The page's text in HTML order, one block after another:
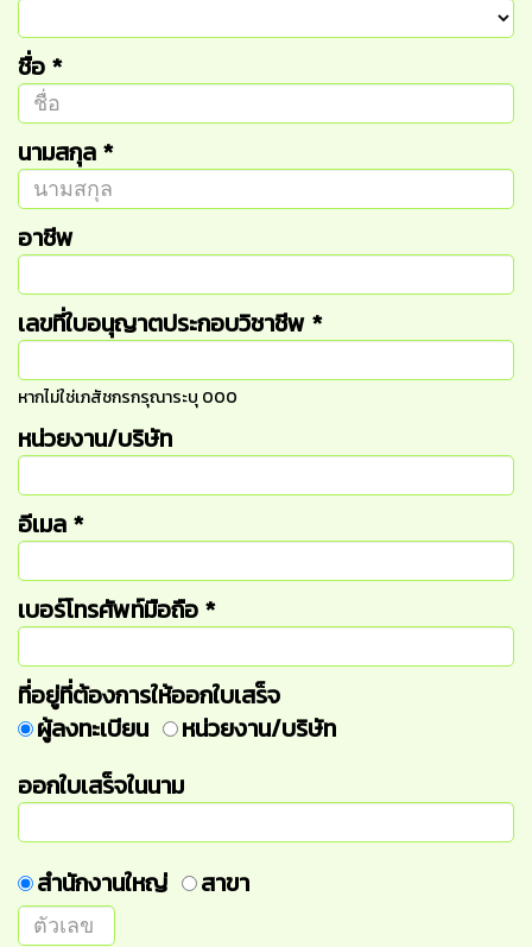
ชื่อ *
นามสกุล *
อาชีพ
เลขที่ใบอนุญาตประกอบวิชาชีพ *
หากไม่ใช่เภสัชกรกรุณาระบุ 000
หน่วยงาน/บริษัท
อีเมล *
เบอร์โทรศัพท์มือถือ *
ที่อยู่ที่ต้องการให้ออกใบเสร็จ
ผู้ลงทะเบียน
หน่วยงาน/บริษัท
ออกใบเสร็จในนาม
สำนักงานใหญ่ สาขา